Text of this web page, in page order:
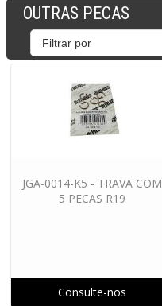
OUTRAS PECAS
JGA-0014-K5 - TRAVA COM
5 PECAS R19
Consulte-nos